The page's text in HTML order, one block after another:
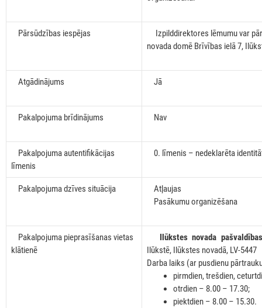
Pārsūdzības iespējas
Izpilddirektores lēmumu var
novada domē Brīvības ielā 7,
Atgādinājums Jā
Pakalpojuma brīdinājums Nav
Pakalpojuma autentifikācijas
līmenis
0. līmenis – nedeklarēta
Pakalpojuma dzīves situācija
Atļaujas
Pasākumu organizēšana
Pakalpojuma pieprasīšanas vietas
klātienē
Ilūkstes novada
Ilūkstē, Ilūkstes novadā, LV-5447
Darba laiks (ar pusdienu
pirmdien, trešdien,
otrdien – 8.00 – 17.30;
piektdien – 8.00 – 15.30.